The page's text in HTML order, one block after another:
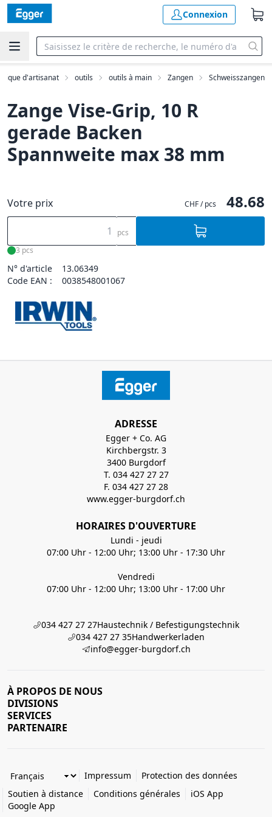
Connexion
d'artisanat outils outils à main Zangen Schweisszangen
Zange Vise-Grip, 10 R
gerade Backen
Spannweite max 38 mm
Votre prix CHF / pcs 48.68
pcs
3 pcs
N° d'article
13.06349
Code EAN :
0038548001067
ADRESSE
Egger + Co. AG
Kirchbergstr. 3
3400 Burgdorf
T. 034 427 27 27
F. 034 427 27 28
www.egger-burgdorf.ch
HORAIRES D'OUVERTURE
Lundi - jeudi
07:00 Uhr - 12:00 Uhr; 13:00 Uhr - 17:30 Uhr
Vendredi
07:00 Uhr - 12:00 Uhr; 13:00 Uhr - 17:00 Uhr
034 427 27 27Haustechnik / Befestigungstechnik
034 427 27 35Handwerkerladen
info@egger-burgdorf.ch
À PROPOS DE NOUS
DIVISIONS
SERVICES
PARTENAIRE
Impressum
Protection des données
Soutien à distance
Conditions générales
iOS App
Google App